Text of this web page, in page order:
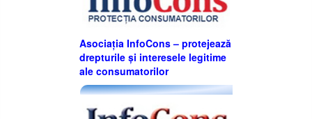
Asociația InfoCons – protejează
drepturile și interesele legitime
ale consumatorilor